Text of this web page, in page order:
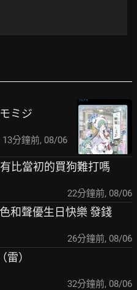
ミジ
13分鐘前, 08/06
比當初的買狗難打嗎
22分鐘前, 08/06
和聲優生日快樂 發錢
26分鐘前, 08/06
雷）
32分鐘前, 08/06